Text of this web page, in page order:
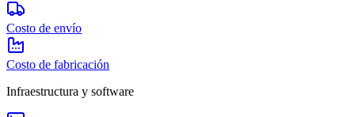
Costo de envío
Costo de fabricación
Infraestructura y software